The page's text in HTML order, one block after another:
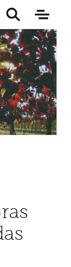
Toggle
search